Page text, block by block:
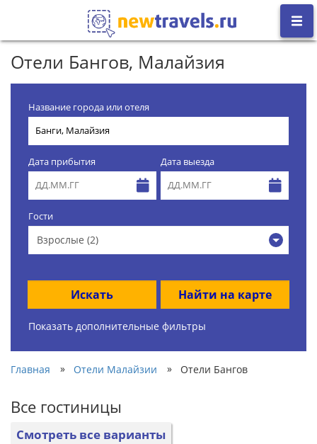
Отели Бангов, Малайзия
Название города или отеля
Дата прибытия Дата выезда
Гости
Взрослые (2)
Искать Найти на карте
Показать дополнительные фильтры
Главная » Отели Малайзии » Отели Бангов
Все гостиницы
Смотреть все варианты